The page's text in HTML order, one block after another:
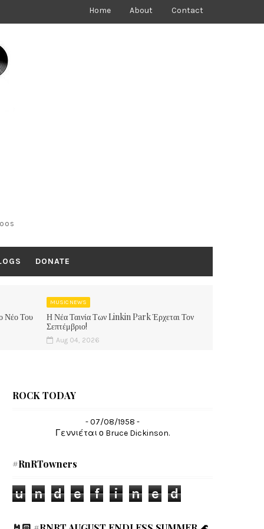
Home About Contact
DONATE
Νέο Του
MUSIC NEWS
Η Νέα Ταινία Των Linkin Park Έρχεται Τον
Σεπτέμβριο!
Aug 04, 2026
ROCK TODAY
- 07/08/1958 -
Γεννιέται ο Bruce Dickinson.
#RnRTowners
u n d e f i n e d